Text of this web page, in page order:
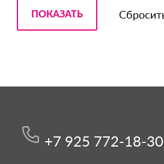
+7 925 772-18-30